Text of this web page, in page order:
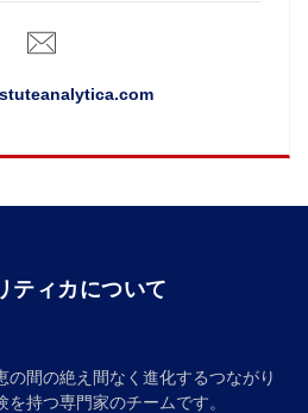
ティカについて
間の絶え間なく進化するつながり
持つ専門家のチームです。